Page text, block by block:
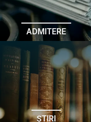
Erasmus & Internațional
Despre Facultate
ADMITERE
ȘTIRI